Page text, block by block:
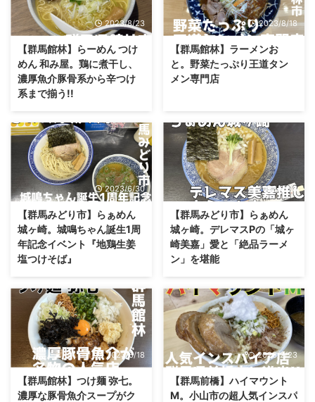
2023/8/23
【群馬館林】らーめん つけ
めん 和み屋。鶏に煮干し、
濃厚魚介豚骨系から辛つけ
系まで揃う!!
2023/8/18
【群馬館林】ラーメンお
と。野菜たっぷり王道タン
メン専門店
2023/6/30
【群馬みどり市】らぁめん
城ヶ崎。城鳴ちゃん誕生1周
年記念イベント『地鶏生姜
塩つけそば』
2023/6/28
【群馬みどり市】らぁめん
城ヶ崎。デレマスPの「城ヶ
崎美嘉」愛と「絶品ラーメ
ン」を堪能
2023/6/18
【群馬館林】つけ麺 弥七。
濃厚な豚骨魚介スープがク
2023/2/23
【群馬前橋】ハイマウント
M。小山市の超人気インスパ